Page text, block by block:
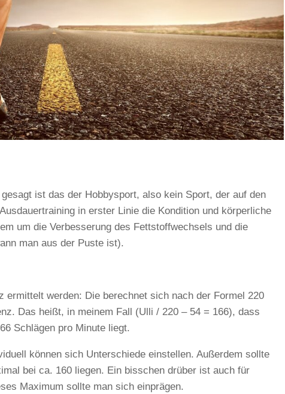
ist das der Hobbysport, also kein Sport, der auf den
in erster Linie die Kondition und körperliche
um die Verbesserung des Fettstoffwechsels und die
man aus der Puste ist).
ermittelt werden: Die berechnet sich nach der Formel 220
Das heißt, in meinem Fall (Ulli / 220 – 54 = 166), dass
Schlägen pro Minute liegt.
können sich Unterschiede einstellen. Außerdem sollte
bei ca. 160 liegen. Ein bisschen drüber ist auch für
Maximum sollte man sich einprägen.